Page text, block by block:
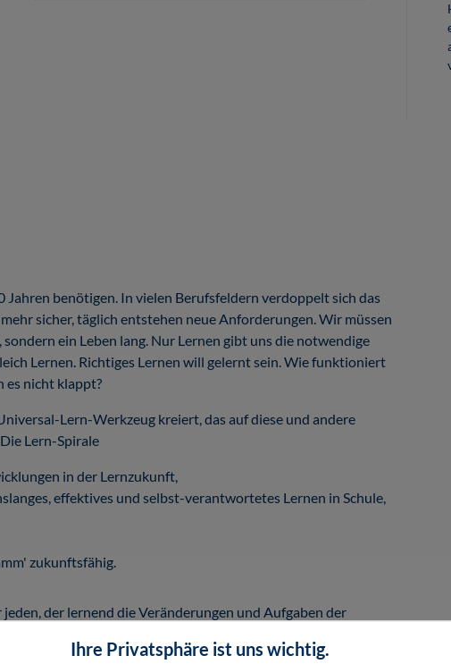
benötigen. In vielen Berufsfeldern verdoppelt sich das
sicher, täglich entstehen neue Anforderungen. Wir müssen
ein Leben lang. Nur Lernen gibt uns die notwendige
Lernen. Richtiges Lernen will gelernt sein. Wie funktioniert
es nicht klappt?
Lern-Werkzeug kreiert, das auf diese und andere
Lern-Spirale
in der Lernzukunft,
effektives und selbst-verantwortetes Lernen in Schule,
zukunftsfähig.
der lernend die Veränderungen und Aufgaben der
und andere in Bildungseinrichtungen Tätige erfahren
zu organisieren und gestalten ist.
Ihre Privatsphäre ist uns wichtig.